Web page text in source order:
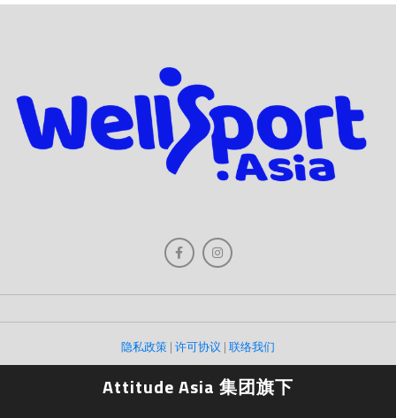
隐私政策 | 许可协议 | 联络我们
Attitude Asia 集团旗下